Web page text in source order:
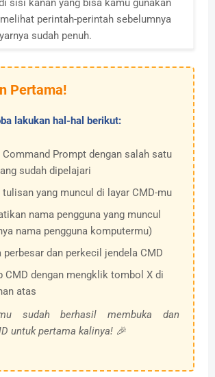
sisi kanan yang bisa kamu gunakan
perintah-perintah sebelumnya
sudah penuh.
Pertama!
lakukan hal-hal berikut:
Command Prompt dengan salah satu
sudah dipelajari
tulisan yang muncul di layar CMD-mu
nama pengguna yang muncul
nama pengguna komputermu)
perbesar dan perkecil jendela CMD
CMD dengan mengklik tombol X di
atas
sudah berhasil membuka dan
untuk pertama kalinya! 🎉